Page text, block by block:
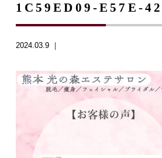
1C59ED09-E57E-
2024.03.9 ｜